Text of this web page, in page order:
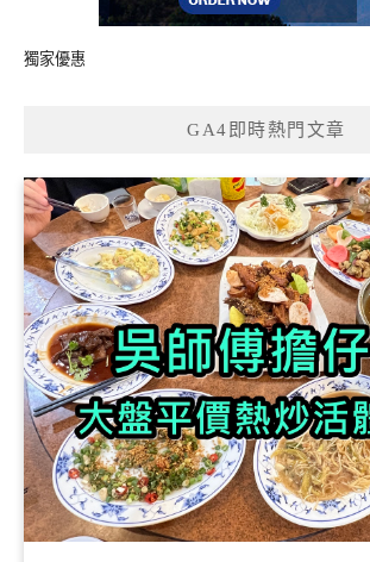
獨家優惠
GA4即時熱門文章